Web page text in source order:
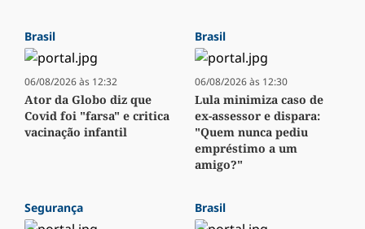
Brasil
06/08/2026 às 12:32
Ator da Globo diz que
Covid foi "farsa" e critica
vacinação infantil
Brasil
06/08/2026 às 12:30
Lula minimiza caso de
ex-assessor e dispara:
"Quem nunca pediu
empréstimo a um
amigo?"
Segurança Brasil